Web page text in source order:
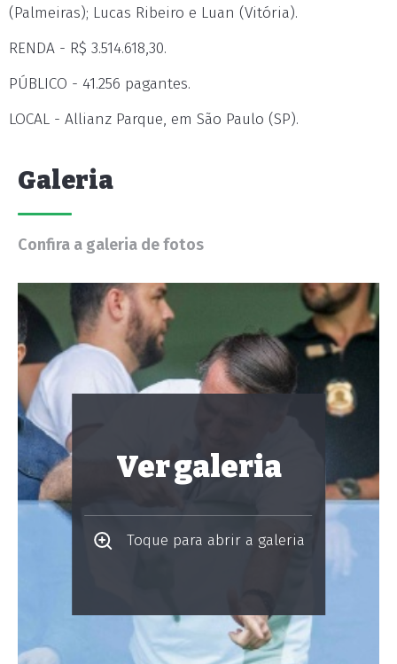
(Palmeiras); Lucas Ribeiro e Luan (Vitória).
RENDA - R$ 3.514.618,30.
PÚBLICO - 41.256 pagantes.
LOCAL - Allianz Parque, em São Paulo (SP).
Galeria
Confira a galeria de fotos
Ver galeria
Toque para abrir a galeria